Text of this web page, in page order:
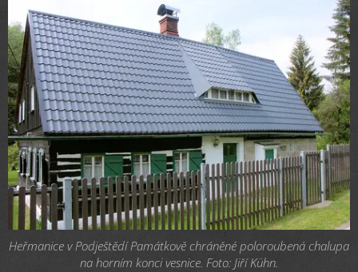
Heřmanice v Podještědí Památkově chráněné poloroubená chalupa
na horním konci vesnice. Foto: Jiří Kühn.